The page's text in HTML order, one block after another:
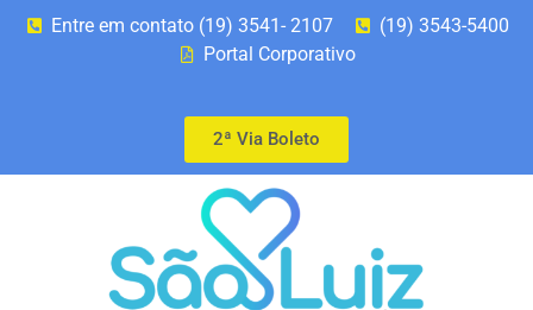
Entre em contato (19) 3541- 2107
(19) 3543-5400
Portal Corporativo
2ª Via Boleto